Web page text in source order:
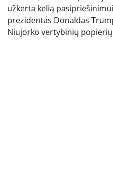
užkerta kelią
prezidentas Donaldas
Niujorko vertybinių